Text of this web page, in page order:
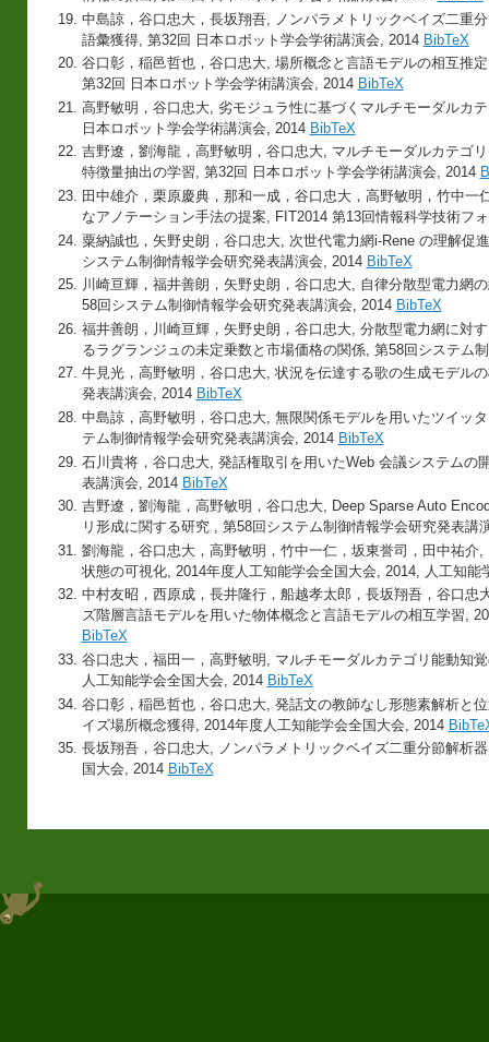
中島諒，谷口忠大，長坂翔吾, ノンパラメトリックベイズ二重
語彙獲得, 第32回 日本ロボット学会学術講演会, 2014 BibTeX
谷口彰，稲邑哲也，谷口忠大, 場所概念と言語モデルの相互推
第32回 日本ロボット学会学術講演会, 2014 BibTeX
高野敏明，谷口忠大, 劣モジュラ性に基づくマルチモーダルカ
日本ロボット学会学術講演会, 2014 BibTeX
吉野遼，劉海龍，高野敏明，谷口忠大, マルチモーダルカテゴ
特徴量抽出の学習, 第32回 日本ロボット学会学術講演会, 2014
田中雄介，栗原慶典，那和一成，谷口忠大，高野敏明，竹中一
なアノテーション手法の提案, FIT2014 第13回情報科学技術フ
粟納誠也，矢野史朗，谷口忠大, 次世代電力網i-Rene の理解促
システム制御情報学会研究発表講演会, 2014 BibTeX
川崎亘輝，福井善朗，矢野史朗，谷口忠大, 自律分散型電力網
58回システム制御情報学会研究発表講演会, 2014 BibTeX
福井善朗，川崎亘輝，矢野史朗，谷口忠大, 分散型電力網に対
るラグランジュの未定乗数と市場価格の関係, 第58回システム
牛見光，高野敏明，谷口忠大, 状況を伝達する歌の生成モデル
発表講演会, 2014 BibTeX
中島諒，高野敏明，谷口忠大, 無限関係モデルを用いたツイッ
テム制御情報学会研究発表講演会, 2014 BibTeX
石川貴将，谷口忠大, 発話権取引を用いたWeb 会議システムの
表講演会, 2014 BibTeX
吉野遼，劉海龍，高野敏明，谷口忠大, Deep Sparse Auto
リ形成に関する研究 , 第58回システム制御情報学会研究発表講
劉海龍，谷口忠大，高野敏明，竹中一仁，坂東誉司，田中祐介
状態の可視化, 2014年度人工知能学会全国大会, 2014, 人工知
中村友昭，西原成，長井隆行，船越孝太郎，長坂翔吾，谷口忠
ズ階層言語モデルを用いた物体概念と言語モデルの相互学習,
BibTeX
谷口忠大，福田一，高野敏明, マルチモーダルカテゴリ能動知
人工知能学会全国大会, 2014 BibTeX
谷口彰，稲邑哲也，谷口忠大, 発話文の教師なし形態素解析と
イズ場所概念獲得, 2014年度人工知能学会全国大会, 2014
長坂翔吾，谷口忠大, ノンパラメトリックベイズ二重分節解析
国大会, 2014 BibTeX